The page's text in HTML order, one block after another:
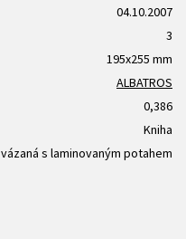
04.10.2007
3
195x255 mm
ALBATROS
0,386
Kniha
vázaná s laminovaným potahem